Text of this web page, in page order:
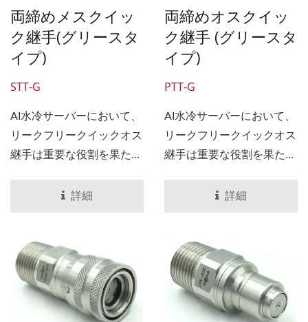
両締めメスクイッ
ク継手(グリースタ
イプ)
STT-G
AI水冷サーバーにおいて、
リークフリークイックオス
継手は重要な役割を果たし
ォーターブロックや液浸タ
ンクに直接接続できる液漏
り、特に人工知能（AI）コ
ンピューティングの冷却シ
ステムに適しています。シ
ステムには回路や水路が含
詳細
両締めオスクイッ
ク継手 (グリースタ
イプ)
PTT-G
AI水冷サーバーにおいて、
リークフリークイックオス
継手は重要な役割を果たし
ォーターブロックや液浸タ
ンクに直接接続できる液漏
り、特に人工知能（AI）コ
ンピューティングの冷却シ
ステムに適しています。シ
ステムには回路や水路が含
詳細